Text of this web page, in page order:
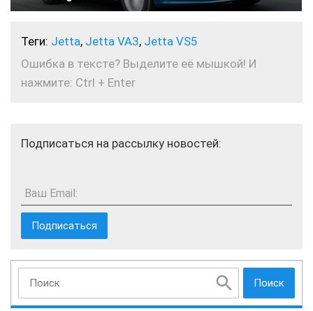
Поиск
Теги: Jetta, Jetta VA3, Jetta VS5
Ошибка в тексте? Выделите её мышкой! И
нажмите: Ctrl + Enter
Подписаться на рассылку новостей:
Ваш Email: